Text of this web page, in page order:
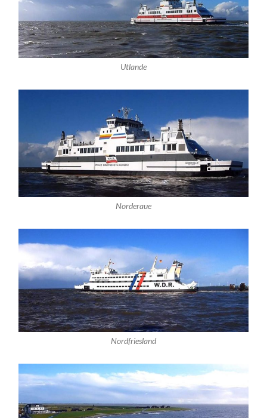
Utlande
Norderaue
Nordfriesland